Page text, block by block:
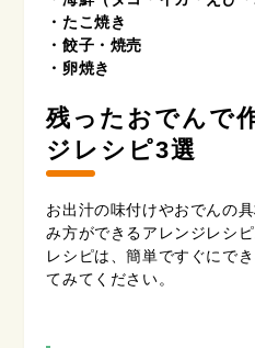
・たこ焼き
・餃子・焼売
・卵焼き
残ったおでんで
ジレシピ3選
お出汁の味付けやおでんの
み方ができるアレンジレシ
レシピは、簡単ですぐにで
てみてください。